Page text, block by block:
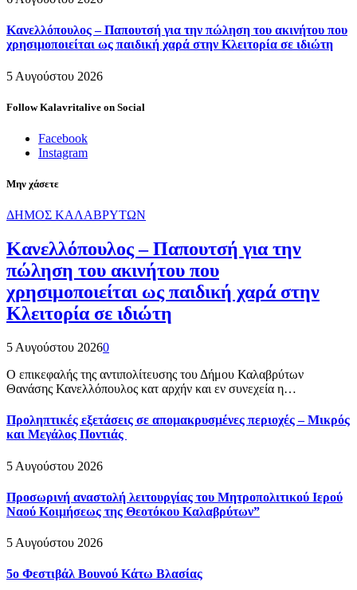
Κανελλόπουλος – Παπουτσή για την πώληση του ακινήτου που
χρησιμοποιείται ως παιδική χαρά στην Κλειτορία σε ιδιώτη
5 Αυγούστου 2026
Follow Kalavritalive on Social
Facebook
Instagram
Μην χάσετε
ΔΗΜΟΣ ΚΑΛΑΒΡΥΤΩΝ
Κανελλόπουλος – Παπουτσή για την
πώληση του ακινήτου που
χρησιμοποιείται ως παιδική χαρά στην
Κλειτορία σε ιδιώτη
5 Αυγούστου 20260
Ο επικεφαλής της αντιπολίτευσης του Δήμου Καλαβρύτων
Θανάσης Κανελλόπουλος κατ αρχήν και εν συνεχεία η…
Προληπτικές εξετάσεις σε απομακρυσμένες περιοχές – Μικρός
και Μεγάλος Ποντιάς
5 Αυγούστου 2026
Προσωρινή αναστολή λειτουργίας του Μητροπολιτικού Ιερού
Ναού Κοιμήσεως της Θεοτόκου Καλαβρύτων”
5 Αυγούστου 2026
5ο Φεστιβάλ Βουνού Κάτω Βλασίας